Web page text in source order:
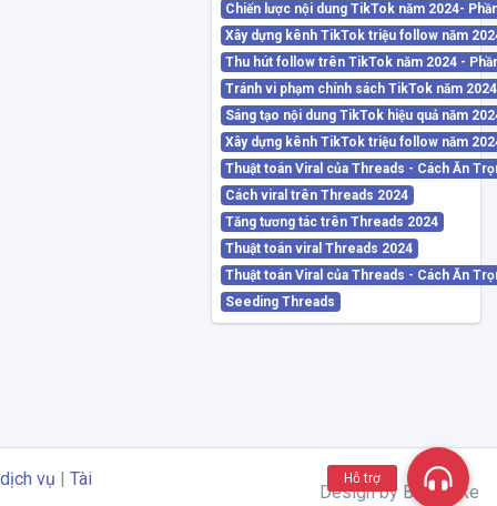
Chiến lược nội dung TikTok năm 2024-
Xây dựng kênh TikTok triệu follow năm
Thu hút follow trên TikTok năm 2024 -
Tránh vi phạm chính sách TikTok năm
Sáng tạo nội dung TikTok hiệu quả năm
Xây dựng kênh TikTok triệu follow năm
Thuật toán Viral của Threads - Cách Ăn
Cách viral trên Threads 2024
Tăng tương tác trên Threads 2024
Thuật toán viral Threads 2024
Thuật toán Viral của Threads - Cách Ăn
Seeding Threads
vụ | Tài
Design by Buôn Like
Hỗ trợ